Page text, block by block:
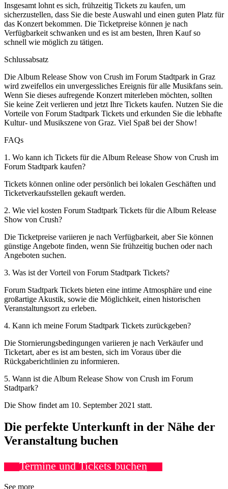
Insgesamt lohnt es sich, frühzeitig Tickets zu kaufen, um
sicherzustellen, dass Sie die beste Auswahl und einen guten Platz für
das Konzert bekommen. Die Ticketpreise können je nach
Verfügbarkeit schwanken und es ist am besten, Ihren Kauf so
schnell wie möglich zu tätigen.
Schlussabsatz
Die Album Release Show von Crush im Forum Stadtpark in Graz
wird zweifellos ein unvergessliches Ereignis für alle Musikfans sein.
Wenn Sie dieses aufregende Konzert miterleben möchten, sollten
Sie keine Zeit verlieren und jetzt Ihre Tickets kaufen. Nutzen Sie die
Vorteile von Forum Stadtpark Tickets und erkunden Sie die lebhafte
Kultur- und Musikszene von Graz. Viel Spaß bei der Show!
FAQs
1. Wo kann ich Tickets für die Album Release Show von Crush im
Forum Stadtpark kaufen?
Tickets können online oder persönlich bei lokalen Geschäften und
Ticketverkaufsstellen gekauft werden.
2. Wie viel kosten Forum Stadtpark Tickets für die Album Release
Show von Crush?
Die Ticketpreise variieren je nach Verfügbarkeit, aber Sie können
günstige Angebote finden, wenn Sie frühzeitig buchen oder nach
Angeboten suchen.
3. Was ist der Vorteil von Forum Stadtpark Tickets?
Forum Stadtpark Tickets bieten eine intime Atmosphäre und eine
großartige Akustik, sowie die Möglichkeit, einen historischen
Veranstaltungsort zu erleben.
4. Kann ich meine Forum Stadtpark Tickets zurückgeben?
Die Stornierungsbedingungen variieren je nach Verkäufer und
Ticketart, aber es ist am besten, sich im Voraus über die
Rückgaberichtlinien zu informieren.
5. Wann ist die Album Release Show von Crush im Forum
Stadtpark?
Die Show findet am 10. September 2021 statt.
Die perfekte Unterkunft in der Nähe der
Veranstaltung buchen
Termine und Tickets buchen
See more